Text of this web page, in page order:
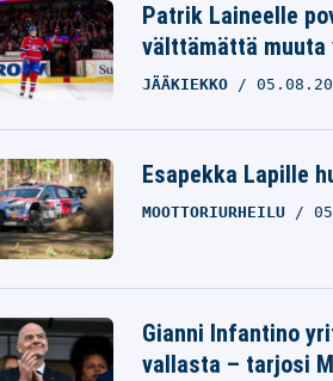
Patrik Laineelle
välttämättä muuta
JÄÄKIEKKO
Esapekka Lapille
MOOTTORIURHEILU
Gianni Infantino
vallasta – tarjosi